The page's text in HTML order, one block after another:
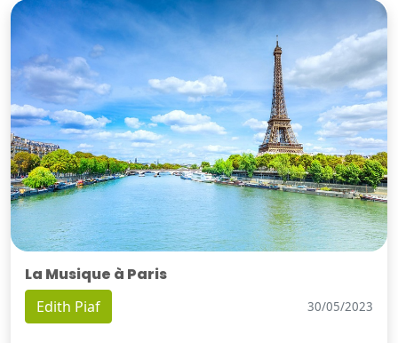
La Musique à Paris
Edith Piaf 30/05/2023